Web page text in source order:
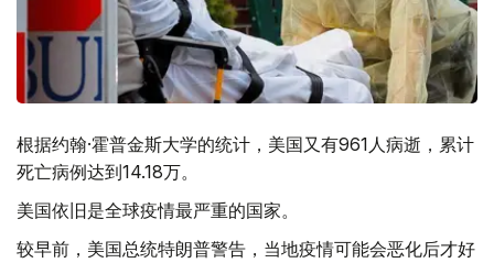
根据约翰·霍普金斯大学的统计，美国又有961人病逝，累计
死亡病例达到14.18万。
美国依旧是全球疫情最严重的国家。
较早前，美国总统特朗普警告，当地疫情可能会恶化后才好